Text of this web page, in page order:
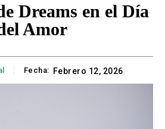
Dreams en el Día
Amor
Fecha: Febrero 12, 2026